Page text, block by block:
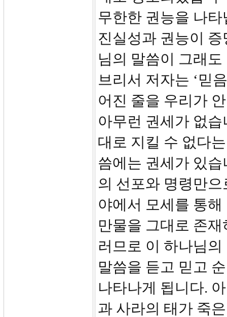
무한한 권능을 나
진실성과 권능이
님의 말씀이 그래
브리서 저자는 ‘믿
어진 줄을 우리가
아무런 권세가 없
대로 지킬 수 없다
씀에는 권세가 있
의 선포와 명령만
야에서 모세를 통
만물을 그대로 존
러므로 이 하나님
말씀을 듣고 믿고
나타나게 됩니다.
과 사라의 태가 죽